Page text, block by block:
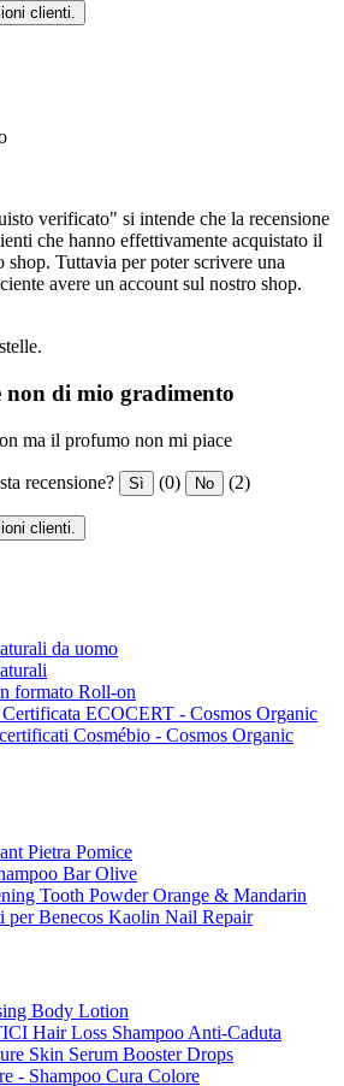
clienti.
verificato" si intende che la recensione
che hanno effettivamente acquistato il
shop. Tuttavia per poter scrivere una
avere un account sul nostro shop.
non di mio gradimento
ma il profumo non mi piace
recensione? Sì (0) No (2)
clienti.
da uomo
formato Roll-on
ECOCERT - Cosmos Organic
Cosmébio - Cosmos Organic
Pietra Pomice
Bar Olive
Tooth Powder Orange & Mandarin
per Benecos Kaolin Nail Repair
Body Lotion
Hair Loss Shampoo Anti-Caduta
Skin Serum Booster Drops
- Shampoo Cura Colore